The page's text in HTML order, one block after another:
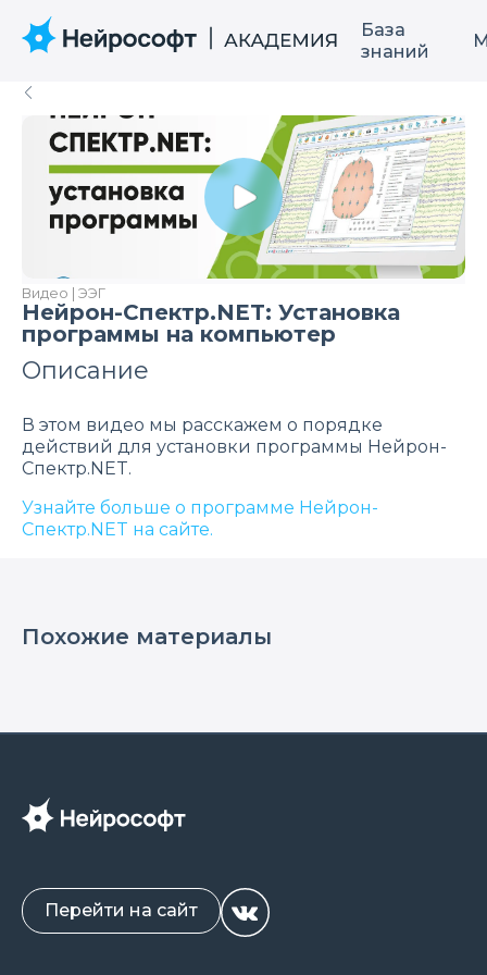
База
знаний
Видео | ЭЭГ
Нейрон-Спектр.NET: Установка
программы на компьютер
Описание
В этом видео мы расскажем о порядке
действий для установки программы Нейрон-
Спектр.NET.
Узнайте больше о программе Нейрон-
Спектр.NET на сайте.
Похожие материалы
Перейти на сайт